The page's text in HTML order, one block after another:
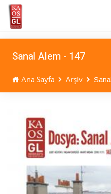
Sanal Alem - 147
Ana Sayfa Arşiv